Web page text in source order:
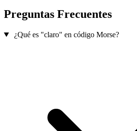
Preguntas Frecuentes
¿Qué es "claro" en código Morse?